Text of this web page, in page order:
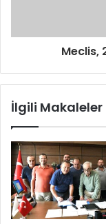
Meclis,
İlgili Makaleler